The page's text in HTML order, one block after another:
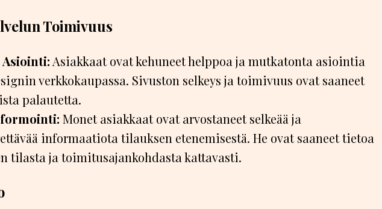
Toimivuus
Asiakkaat ovat kehuneet helppoa ja mutkatonta asiointia
verkkokaupassa. Sivuston selkeys ja toimivuus ovat saaneet
palautetta.
Monet asiakkaat ovat arvostaneet selkeää ja
informaatiota tilauksen etenemisestä. He ovat saaneet tietoa
tilasta ja toimitusajankohdasta kattavasti.